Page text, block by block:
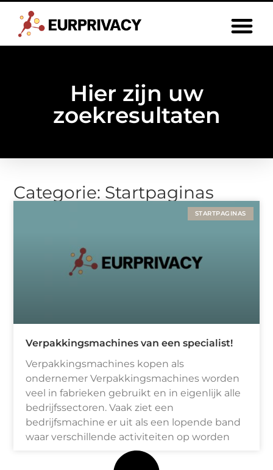
Hier zijn uw
zoekresultaten
Categorie: Startpaginas
STARTPAGINAS
Verpakkingsmachines van een specialist!
Verpakkingsmachines kopen als
ondernemer Verpakkingsmachines worden
veel in fabrieken gebruikt en in eigenlijk alle
bedrijfssectoren. Vaak ziet een
bedrijfsmachine er uit als een lopende band
waar verschillende activiteiten op worden